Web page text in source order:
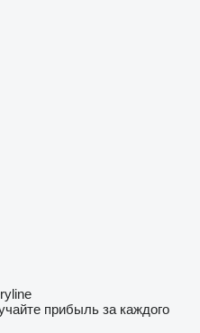
прибыль за каждого